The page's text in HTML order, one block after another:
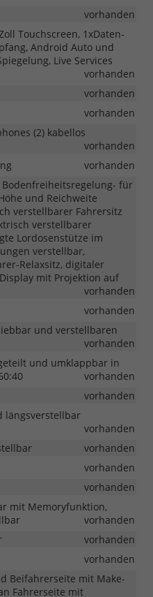
vorhanden
Touchscreen, 1xDaten-
Android Auto und
Live Services
vorhanden
vorhanden
vorhanden
(2) kabellos
vorhanden
vorhanden
für
und Reichweite
verstellbarer Fahrersitz
verstellbarer
Lordosenstütze im
verstellbar,
Relaxsitz, digitaler
mit Projektion auf
vorhanden
vorhanden
und verstellbaren
vorhanden
und umklappbar in
vorhanden
vorhanden
längsverstellbar
vorhanden
vorhanden
vorhanden
vorhanden
mit Memoryfunktion,
vorhanden
vorhanden
vorhanden
Beifahrerseite mit Make-
Fahrerseite mit